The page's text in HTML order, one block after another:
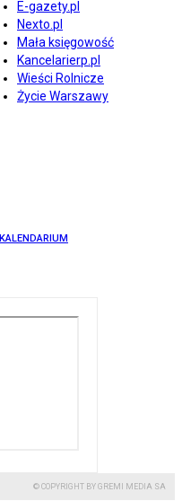
E-gazety.pl
Nexto.pl
Mała księgowość
Kancelarierp.pl
Wieści Rolnicze
Życie Warszawy
KALENDARIUM
© COPYRIGHT BY GREMI MEDIA SA